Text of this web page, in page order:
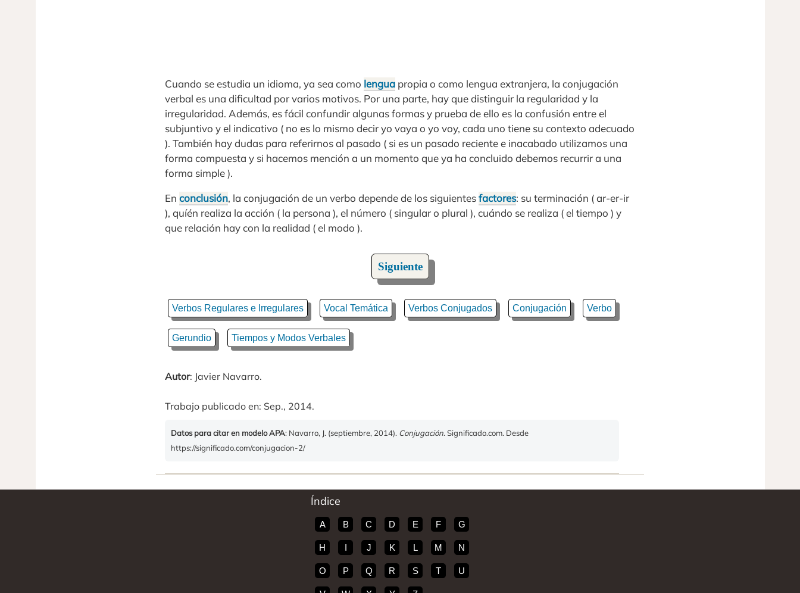
Cuando se estudia un idioma, ya sea como lengua propia o como lengua extranjera, la conjugación
verbal es una dificultad por varios motivos. Por una parte, hay que distinguir la regularidad y la
irregularidad. Además, es fácil confundir algunas formas y prueba de ello es la confusión entre el
subjuntivo y el indicativo ( no es lo mismo decir yo vaya o yo voy, cada uno tiene su contexto adecuado
). También hay dudas para referirnos al pasado ( si es un pasado reciente e inacabado utilizamos una
forma compuesta y si hacemos mención a un momento que ya ha concluido debemos recurrir a una
forma simple ).
En conclusión, la conjugación de un verbo depende de los siguientesfactores: su terminación ( ar-er-ir
), quíén realiza la acción ( la persona ), el número ( singular o plural ), cuándo se realiza ( el tiempo ) y
que relación hay con la realidad ( el modo ).
Siguiente
Verbos Regulares e Irregulares Vocal Temática Verbos Conjugados Conjugación Verbo
Gerundio Tiempos y Modos Verbales
Autor: Javier Navarro.
Trabajo publicado en: Sep., 2014.
Datos para citar en modelo APA: Navarro, J. (septiembre, 2014). Conjugación. Significado.com. Desde
https://significado.com/conjugacion-2/
Índice
A B C D E F G
H I J K L M N
O P Q R S T U